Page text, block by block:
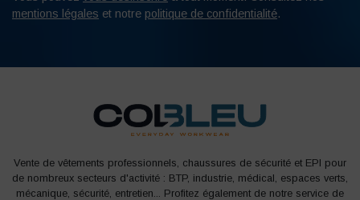
mentions légales et notre politique de confidentialité.
Vente de vêtements professionnels, chaussures de sécurité et EPI pour
de nombreux secteurs d'activité : BTP, industrie, médical, espaces verts,
mécanique, sécurité, entretien... Profitez également de notre service de